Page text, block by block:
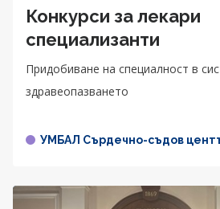
Конкурси за лекари
специализанти
Придобиване на специалност в
здравеопазването
УМБАЛ Сърдечно-съдов